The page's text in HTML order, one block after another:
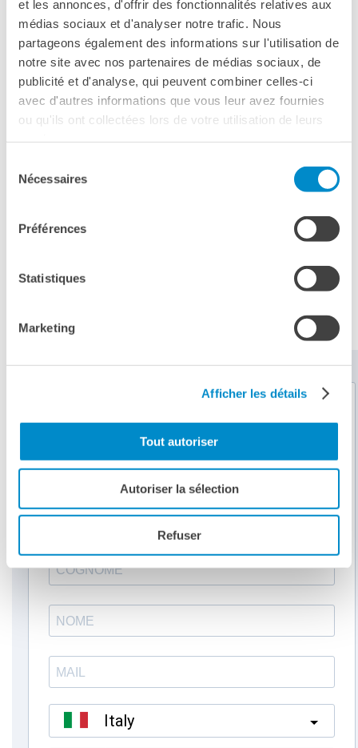
et les annonces, d'offrir des fonctionnalités relatives aux
médias sociaux et d'analyser notre trafic. Nous
partageons également des informations sur l'utilisation de
notre site avec nos partenaires de médias sociaux, de
publicité et d'analyse, qui peuvent combiner celles-ci
avec d'autres informations que vous leur avez fournies
ou qu'ils ont collectées lors de votre utilisation de leurs
Nécessaires
Préférences
Statistiques
Marketing
Afficher les détails
Tout autoriser
Autoriser la sélection
Refuser
CORSI PER LE SCUOLE:
Corsi e attività presso le scuole
Corsi e attività persso l’Institut
Vi aspettiamo nei nostri centri per un
Richiedi informazioni sui corsi di francese